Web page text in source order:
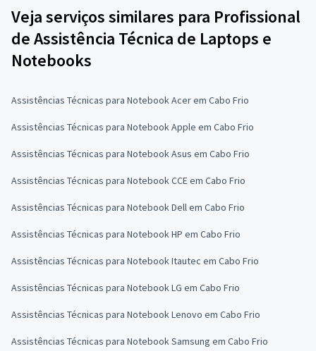
Veja serviços similares para Profissional
de Assistência Técnica de Laptops e
Notebooks
Assistências Técnicas para Notebook Acer em Cabo Frio
Assistências Técnicas para Notebook Apple em Cabo Frio
Assistências Técnicas para Notebook Asus em Cabo Frio
Assistências Técnicas para Notebook CCE em Cabo Frio
Assistências Técnicas para Notebook Dell em Cabo Frio
Assistências Técnicas para Notebook HP em Cabo Frio
Assistências Técnicas para Notebook Itautec em Cabo Frio
Assistências Técnicas para Notebook LG em Cabo Frio
Assistências Técnicas para Notebook Lenovo em Cabo Frio
Assistências Técnicas para Notebook Samsung em Cabo Frio